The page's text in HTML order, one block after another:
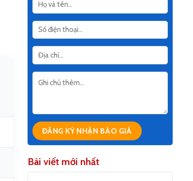
Bài viết mới nhất